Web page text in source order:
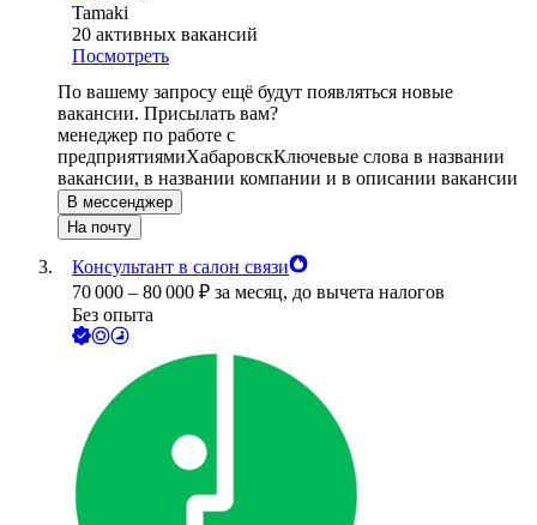
Tamaki
20 активных вакансий
Посмотреть
По вашему запросу ещё будут появляться новые
вакансии. Присылать вам?
менеджер по работе с
предприятиямиХабаровскКлючевые слова в названии
вакансии, в названии компании и в описании вакансии
В мессенджер
На почту
Консультант в салон связи
70 000 – 80 000 ₽ за месяц, до вычета налогов
Без опыта